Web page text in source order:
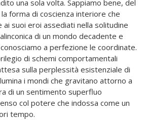
una sola volta. Sappiamo bene, del
forma di coscienza interiore che
suoi eroi assediati nella solitudine
di un mondo decadente e
a perfezione le coordinate.
di schemi comportamentali
sulla perplessità esistenziale di
i mondi che gravitano attorno a
di un sentimento superfluo
col potere che indossa come un
tempo.